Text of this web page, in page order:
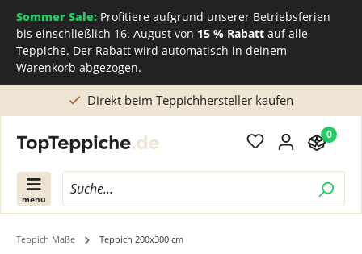
Sommer Sale: Profitiere aufgrund unserer Betriebsferien
bis einschließlich 16. August von 15 % Rabatt auf alle
Teppiche. Der Rabatt wird automatisch in deinem
Warenkorb abgezogen.
Direkt beim Teppichhersteller kaufen
menu
0
Teppich Maße Teppich 200x300 cm